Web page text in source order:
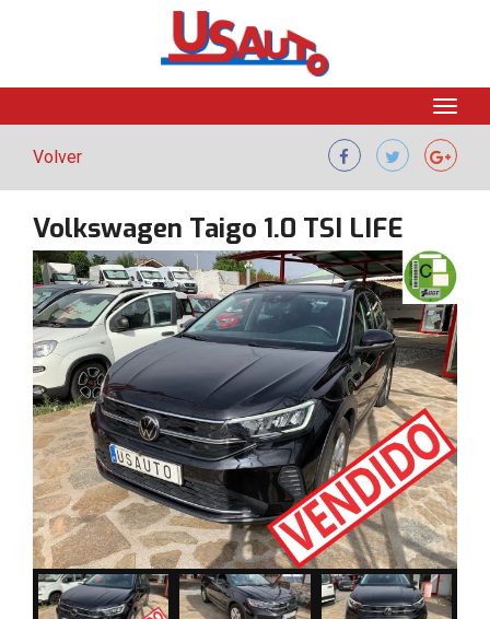
Volver
Volkswagen Taigo 1.0 TSI LIFE